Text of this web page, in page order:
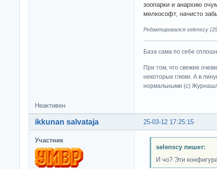
зоопарки и анархию
мелкософт, начисто
Редактировался selenscy
База сама по себе
При том, что свежие
некоторые глюки. А в
нормальными (c)
Неактивен
25-03-12 17:25:15
ikkunan salvataja
Участник
selenscy пишет:
И чо? Эти